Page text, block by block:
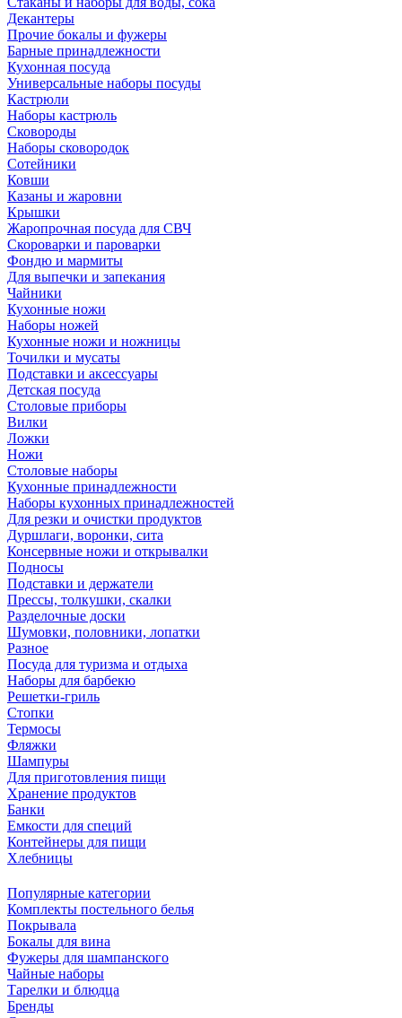
Декантеры
Прочие бокалы и фужеры
Барные принадлежности
Кухонная посуда
Универсальные наборы посуды
Кастрюли
Наборы кастрюль
Сковороды
Наборы сковородок
Сотейники
Ковши
Казаны и жаровни
Крышки
Жаропрочная посуда для СВЧ
Скороварки и пароварки
Фондю и мармиты
Для выпечки и запекания
Чайники
Кухонные ножи
Наборы ножей
Кухонные ножи и ножницы
Точилки и мусаты
Подставки и аксессуары
Детская посуда
Столовые приборы
Вилки
Ложки
Ножи
Столовые наборы
Кухонные принадлежности
Наборы кухонных принадлежностей
Для резки и очистки продуктов
Дуршлаги, воронки, сита
Консервные ножи и открывалки
Подносы
Подставки и держатели
Прессы, толкушки, скалки
Разделочные доски
Шумовки, половники, лопатки
Разное
Посуда для туризма и отдыха
Наборы для барбекю
Решетки-гриль
Стопки
Термосы
Фляжки
Шампуры
Для приготовления пищи
Хранение продуктов
Банки
Емкости для специй
Контейнеры для пищи
Хлебницы
Популярные категории
Комплекты постельного белья
Покрывала
Бокалы для вина
Фужеры для шампанского
Чайные наборы
Тарелки и блюдца
Бренды